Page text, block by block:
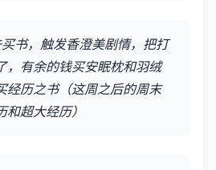
书，触发香澄美剧情，把打
，有余的钱买安眠枕和羽绒
经历之书（这周之后的周末
超大经历）